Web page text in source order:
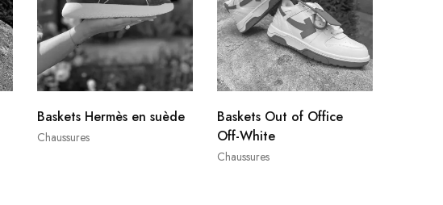
Chaussures
Baskets Hermès en suède
Chaussures
Baskets Out of Office
Off-White